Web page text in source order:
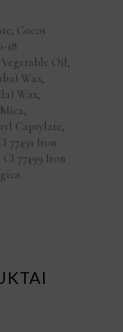
Cocos
18
Oil,
Wax,
Wax,
Caprylate,
77491 Iron
77499 Iron